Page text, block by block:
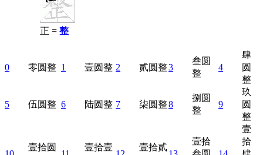
正 = 整
0 零圆整 1 壹圆整 2 贰圆整3
叁圆
整
4
肆
圆
整
5 伍圆整 6 陆圆整 7 柒圆整8
捌圆
整
9
玖
圆
整
壹拾圆
壹拾壹
壹拾贰
壹拾
壹
拾